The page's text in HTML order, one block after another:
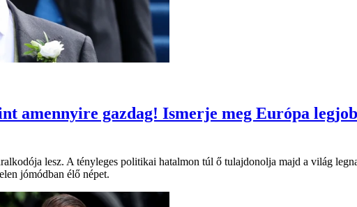
amennyire gazdag! Ismerje meg Európa
lesz. A tényleges politikai hatalmon túl ő tulajdonolja majd a világ
jómódban élő népet.